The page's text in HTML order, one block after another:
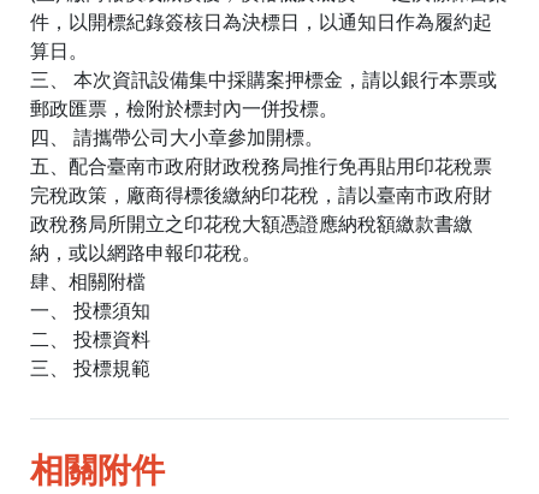
件，以開標紀錄簽核日為決標日，以通知日作為履約起
算日。
三、 本次資訊設備集中採購案押標金，請以銀行本票或
郵政匯票，檢附於標封內一併投標。
四、 請攜帶公司大小章參加開標。
五、配合臺南市政府財政稅務局推行免再貼用印花稅票
完稅政策，廠商得標後繳納印花稅，請以臺南市政府財
政稅務局所開立之印花稅大額憑證應納稅額繳款書繳
納，或以網路申報印花稅。
肆、相關附檔
一、 投標須知
二、 投標資料
三、 投標規範
相關附件